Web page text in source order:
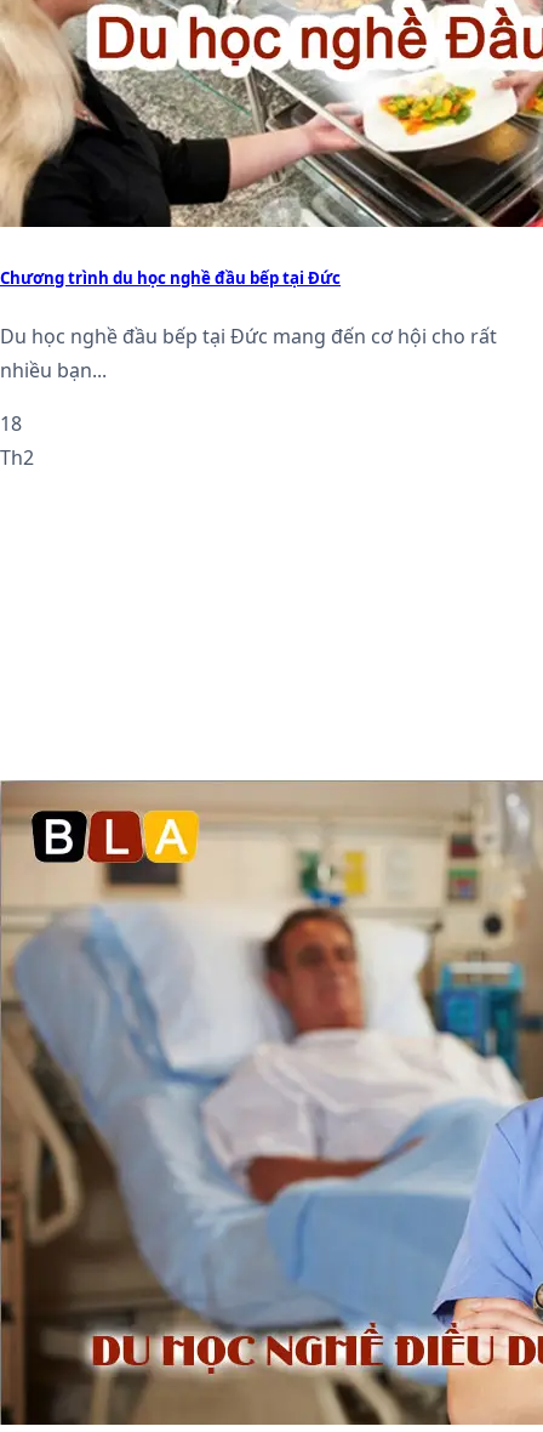
Chương trình du học nghề đầu bếp tại Đức
Du học nghề đầu bếp tại Đức mang đến cơ hội cho rất
nhiều bạn...
18
Th2